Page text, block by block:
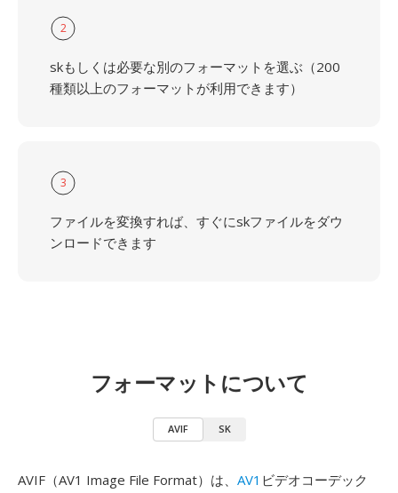
2
skもしくは必要な別のフォーマットを選ぶ（200
種類以上のフォーマットが利用できます）
3
ファイルを変換すれば、すぐにskファイルをダウ
ンロードできます
フォーマットについて
AVIF SK
AVIF（AV1 Image File Format）は、 AV1 ビデオコーデック